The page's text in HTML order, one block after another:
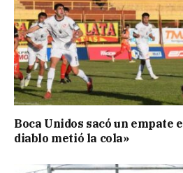
Boca Unidos sacó un empate
diablo metió la cola»